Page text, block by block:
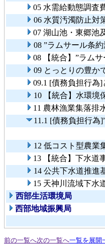
05 水需給動態調査
06 水質汚濁防止対
07 湖山池・東郷池
08 ”ラムサール条
08 【統合】”ラム
09 とっとりの豊か
09.1 [債務負担行為
10 【統合】水環境
11 農林漁業集落排
11.1 [債務負担行為
12 低コスト型農業
13 【統合】下水道
14 公共下水道推進
15 天神川流域下水
西部生活環境局
西部地域振興局
前の一覧へ次の一覧へ一覧を展開